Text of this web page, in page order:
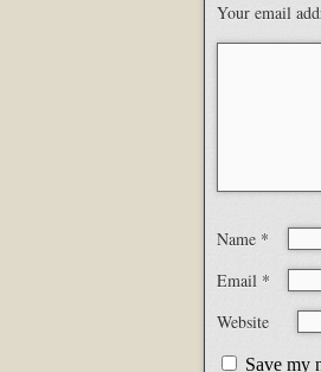
Your email
Name *
Email *
Website
Save my